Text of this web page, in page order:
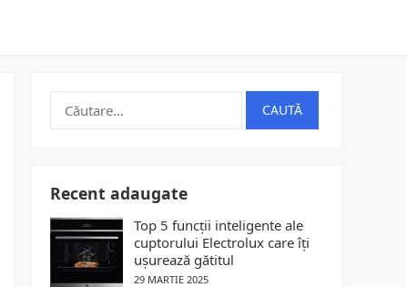
Caută
Recent adaugate
Top 5 funcții inteligente ale
cuptorului Electrolux care îți
ușurează gătitul
29 MARTIE 2025